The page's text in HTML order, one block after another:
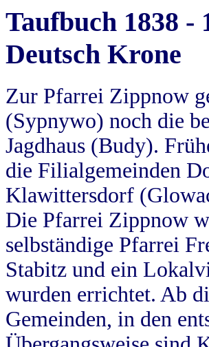
Taufbuch 1838
Deutsch Krone
Zur Pfarrei Zippnow
(Sypnywo) noch die
Jagdhaus (Budy).
die Filialgemeinden
Klawittersdorf
Die Pfarrei Zippnow
selbständige Pfarrei
Stabitz und ein
wurden errichtet. Ab
Gemeinden, in den